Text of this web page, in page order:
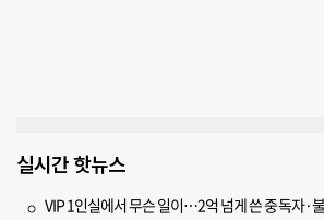
실시간 핫뉴스
VIP 1인실에서 무슨 일이…2억 넘게 쓴 중독자·